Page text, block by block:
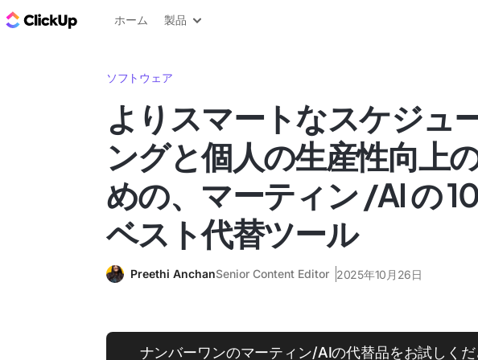
ClickUp ブログ
ホーム 製品
ソフトウェア
よりスマートなスケジュ
ングと個人の生産性向上
めの、マーティン /AI の
ベスト代替ツール
Preethi AnchanSenior Content Editor 2025年10月26日
ナンバーワンのマーティン/AIの代替品をお試しくだ